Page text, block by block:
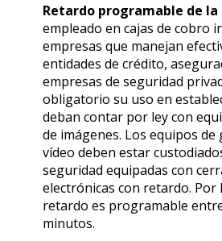
Retardo programable de
empleado en cajas de cobro
empresas que manejan
entidades de crédito,
empresas de seguridad
obligatorio su uso en
deban contar por ley con
de imágenes. Los equipos de
vídeo deben estar
seguridad equipadas con
electrónicas con retardo. Por
retardo es programable
minutos.